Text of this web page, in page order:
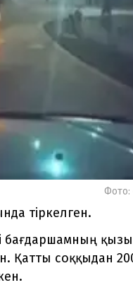
Фото:
тіркелген.
бағдаршамның
Қатты соққыдан